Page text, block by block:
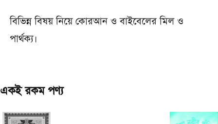
বিভিন্ন বিষয় নিয়ে কোরআন ও বাইবেলের মিল ও
পার্থক্য।
একই রকম পণ্য